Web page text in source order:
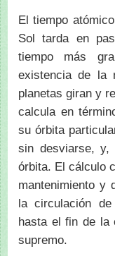
El tiempo
Sol tarda en
tiempo más
existencia de la
planetas giran y
calcula en
su órbita
sin desviarse,
órbita. El cálculo
mantenimiento y
la circulación
hasta el fin de la
supremo.